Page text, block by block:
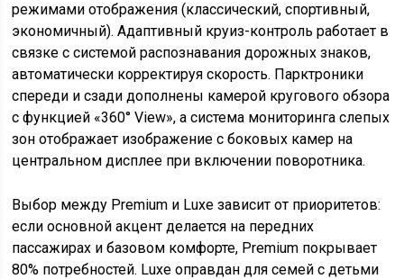
режимами отображения (классический, спортивный,
экономичный). Адаптивный круиз-контроль работает в
связке с системой распознавания дорожных знаков,
автоматически корректируя скорость. Парктроники
спереди и сзади дополнены камерой кругового обзора
с функцией «360° View», а система мониторинга слепых
зон отображает изображение с боковых камер на
центральном дисплее при включении поворотника.
Выбор между Premium и Luxe зависит от приоритетов:
если основной акцент делается на передних
пассажирах и базовом комфорте, Premium покрывает
80% потребностей. Luxe оправдан для семей с детьми